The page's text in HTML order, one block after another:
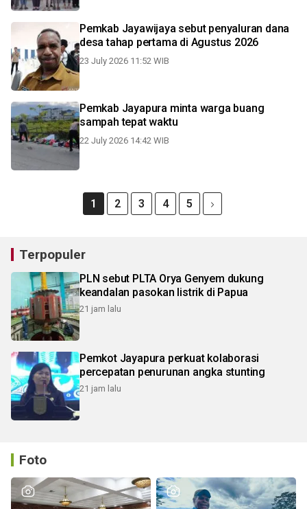
Pemkab Jayawijaya sebut penyaluran dana
desa tahap pertama di Agustus 2026
23 July 2026 11:52 WIB
Pemkab Jayapura minta warga buang
sampah tepat waktu
22 July 2026 14:42 WIB
1 2 3 4 5
Terpopuler
PLN sebut PLTA Orya Genyem dukung
keandalan pasokan listrik di Papua
21 jam lalu
Pemkot Jayapura perkuat kolaborasi
percepatan penurunan angka stunting
21 jam lalu
Foto